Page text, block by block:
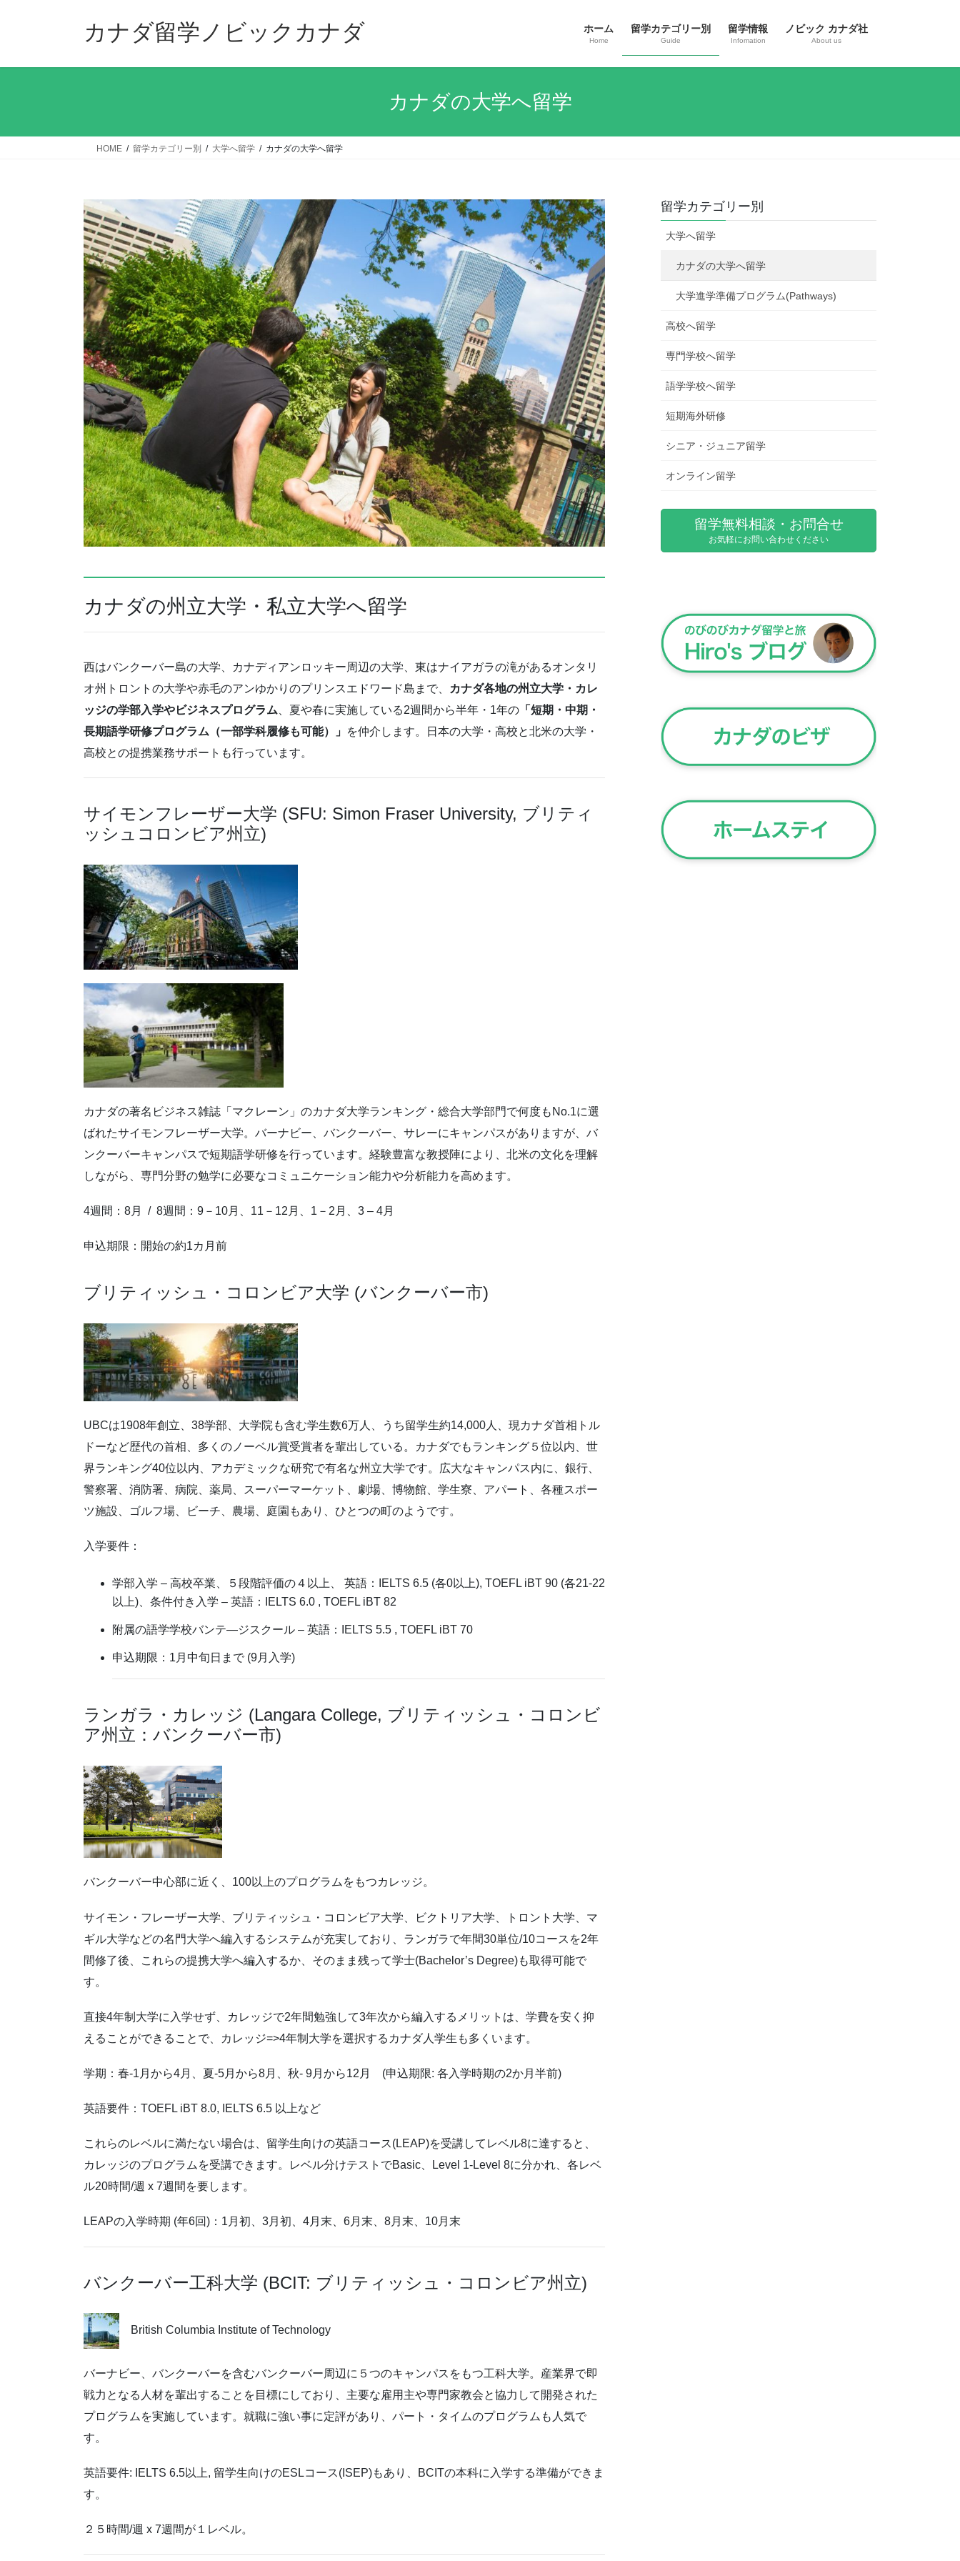
カナダ留学ノビックカナダ ホーム
Home
留学カテゴリー別
Guide
留学情報
Infomation
ノビック カナダ社
About us
カナダの大学へ留学
HOME 留学カテゴリー別 大学へ留学 カナダの大学へ留学
カナダの州立大学・私立大学へ留学
西はバンクーバー島の大学、カナディアンロッキー周辺の大学、東はナイアガラの滝があるオンタリ
オ州トロントの大学や赤毛のアンゆかりのプリンスエドワード島まで、
カナダ各地の州立大学・カレ
ッジの学部入学やビジネスプログラム 、夏や春に実施している2週間から半年・1年の 「短期・中期・
長期語学研修プログラム（一部学科履修も可能）」 を仲介します。日本の大学・高校と北米の大学・
高校との提携業務サポートも行っています。
サイモンフレーザー大学 (SFU: Simon Fraser University, ブリティ
ッシュコロンビア州立)
カナダの著名ビジネス雑誌「マクレーン」のカナダ大学ランキング・総合大学部門で何度もNo.1に選
ばれたサイモンフレーザー大学。バーナビー、バンクーバー、サレーにキャンパスがありますが、バ
ンクーバーキャンパスで短期語学研修を行っています。経験豊富な教授陣により、北米の文化を理解
しながら、専門分野の勉学に必要なコミュニケーション能力や分析能力を高めます。
4週間：8月 / 8週間：9－10月、11－12月、1－2月、3 – 4月
申込期限：開始の約1カ月前
ブリティッシュ・コロンビア大学 (バンクーバー市)
UBCは1908年創立、38学部、大学院も含む学生数6万人、うち留学生約14,000人、現カナダ首相トル
ドーなど歴代の首相、多くのノーベル賞受賞者を輩出している。カナダでもランキング５位以内、世
界ランキング40位以内、アカデミックな研究で有名な州立大学です。広大なキャンパス内に、銀行、
警察署、消防署、病院、薬局、スーパーマーケット、劇場、博物館、学生寮、アパート、各種スポー
ツ施設、ゴルフ場、ビーチ、農場、庭園もあり、ひとつの町のようです。
入学要件：
学部入学 – 高校卒業、５段階評価の４以上、 英語：IELTS 6.5 (各0以上), TOEFL iBT 90 (各21-22
以上)、条件付き入学 – 英語：IELTS 6.0 , TOEFL iBT 82
附属の語学学校バンテ―ジスクール – 英語：IELTS 5.5 , TOEFL iBT 70
申込期限：1月中旬日まで (9月入学)
ランガラ・カレッジ (Langara College, ブリティッシュ・コロンビ
ア州立：バンクーバー市)
バンクーバー中心部に近く、100以上のプログラムをもつカレッジ。
サイモン・フレーザー大学、ブリティッシュ・コロンビア大学、ビクトリア大学、トロント大学、マ
ギル大学などの名門大学へ編入するシステムが充実しており、ランガラで年間30単位/10コースを2年
間修了後、これらの提携大学へ編入するか、そのまま残って学士(Bachelor’s Degree)も取得可能で
す。
直接4年制大学に入学せず、カレッジで2年間勉強して3年次から編入するメリットは、学費を安く抑
えることができることで、カレッジ=>4年制大学を選択するカナダ人学生も多くいます。
学期：春-1月から4月、夏-5月から8月、秋- 9月から12月 (申込期限: 各入学時期の2か月半前)
英語要件：TOEFL iBT 8.0, IELTS 6.5 以上など
これらのレベルに満たない場合は、留学生向けの英語コース(LEAP)を受講してレベル8に達すると、
カレッジのプログラムを受講できます。レベル分けテストでBasic、Level 1-Level 8に分かれ、各レベ
ル20時間/週 x 7週間を要します。
LEAPの入学時期 (年6回)：1月初、3月初、4月末、6月末、8月末、10月末
バンクーバー工科大学 (BCIT: ブリティッシュ・コロンビア州立)
British Columbia Institute of Technology
バーナビー、バンクーバーを含むバンクーバー周辺に５つのキャンパスをもつ工科大学。産業界で即
戦力となる人材を輩出することを目標にしており、主要な雇用主や専門家教会と協力して開発された
プログラムを実施しています。就職に強い事に定評があり、パート・タイムのプログラムも人気で
す。
英語要件: IELTS 6.5以上, 留学生向けのESLコース(ISEP)もあり、BCITの本科に入学する準備ができま
す。
２５時間/週 x 7週間が１レベル。
留学カテゴリー別
大学へ留学
カナダの大学へ留学
大学進学準備プログラム(Pathways)
高校へ留学
専門学校へ留学
語学学校へ留学
短期海外研修
シニア・ジュニア留学
オンライン留学
留学無料相談・お問合せ
お気軽にお問い合わせください